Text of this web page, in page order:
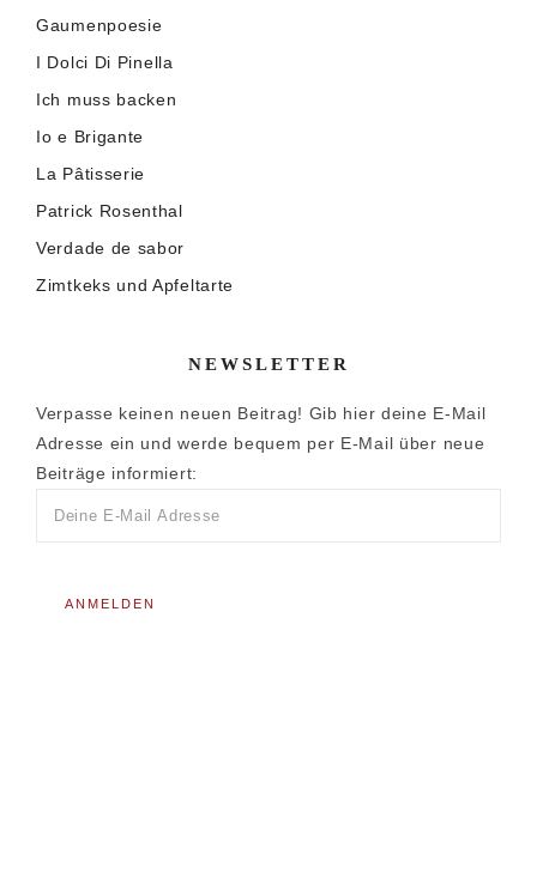
Gaumenpoesie
I Dolci Di Pinella
Ich muss backen
Io e Brigante
La Pâtisserie
Patrick Rosenthal
Verdade de sabor
Zimtkeks und Apfeltarte
NEWSLETTER
Verpasse keinen neuen Beitrag! Gib hier deine E-Mail
Adresse ein und werde bequem per E-Mail über neue
Beiträge informiert: